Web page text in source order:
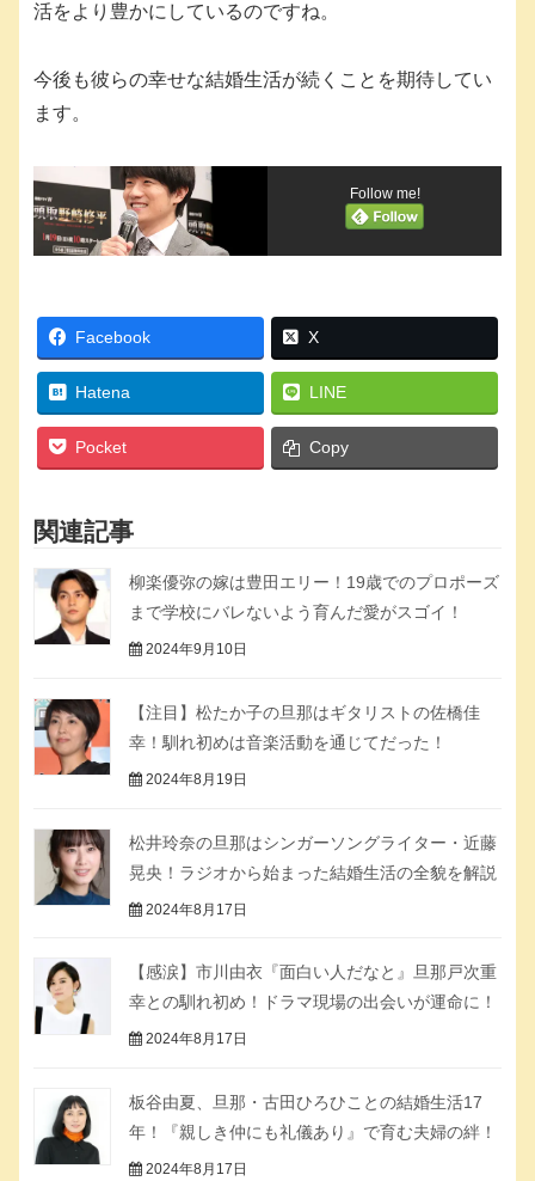
活をより豊かにしているのですね。
今後も彼らの幸せな結婚生活が続くことを期待してい
ます。
Follow me!
Facebook X
Hatena LINE
Pocket Copy
関連記事
柳楽優弥の嫁は豊田エリー！19歳でのプロポーズ
まで学校にバレないよう育んだ愛がスゴイ！
2024年9月10日
【注目】松たか子の旦那はギタリストの佐橋佳
幸！馴れ初めは音楽活動を通じてだった！
2024年8月19日
松井玲奈の旦那はシンガーソングライター・近藤
晃央！ラジオから始まった結婚生活の全貌を解説
2024年8月17日
【感涙】市川由衣『面白い人だなと』旦那戸次重
幸との馴れ初め！ドラマ現場の出会いが運命に！
2024年8月17日
板谷由夏、旦那・古田ひろひことの結婚生活17
年！『親しき仲にも礼儀あり』で育む夫婦の絆！
2024年8月17日